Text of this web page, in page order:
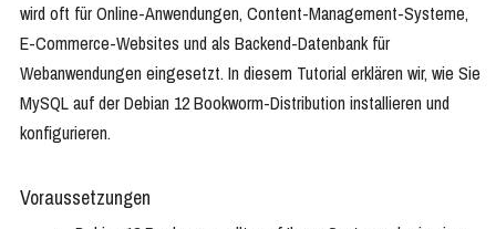
wird oft für Online-Anwendungen, Content-Management-Systeme,
E-Commerce-Websites und als Backend-Datenbank für
Webanwendungen eingesetzt. In diesem Tutorial erklären wir, wie Sie
MySQL auf der Debian 12 Bookworm-Distribution installieren und
konfigurieren.
Voraussetzungen